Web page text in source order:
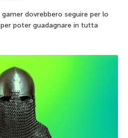
dovrebbero seguire per lo
poter guadagnare in tutta